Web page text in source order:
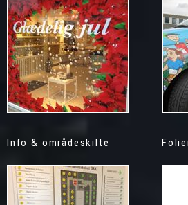
Info & områdeskilte